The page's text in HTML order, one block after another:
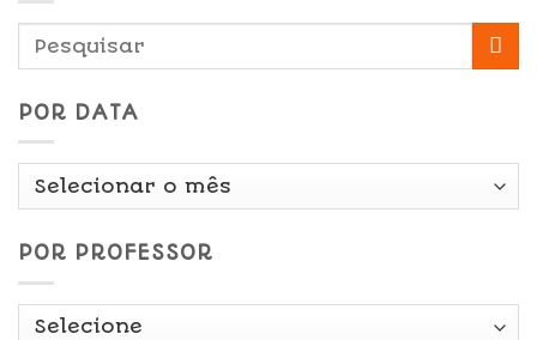
POR DATA
Por
POR PROFESSOR